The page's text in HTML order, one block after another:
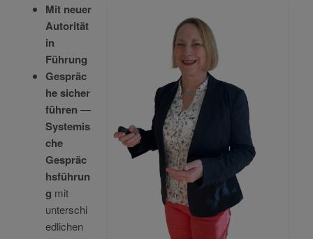
Mit neuer
Autorität
in
Führung
Gespräc
he sicher
führen —
Systemis
che
Gespräc
hsführun
g mit
unterschi
edlichen